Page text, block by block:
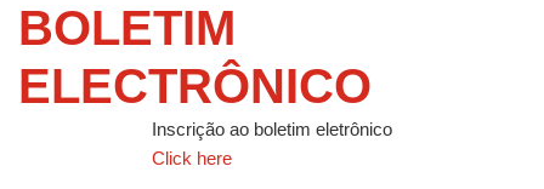
BOLETIM
ELECTRÔNICO
Inscrição ao boletim eletrônico
Click here